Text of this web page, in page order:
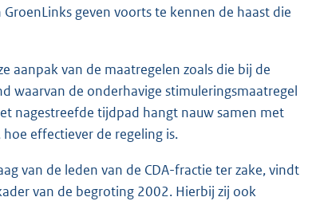
geven voorts te kennen de haast die
aanpak van de maatregelen zoals die bij de
waarvan de onderhavige stimuleringsmaatregel
nagestreefde tijdpad hangt nauw samen met
effectiever de regeling is.
van de leden van de CDA-fractie ter zake, vindt
van de begroting 2002. Hierbij zij ook